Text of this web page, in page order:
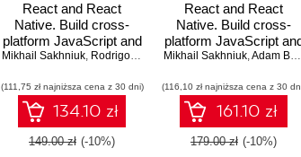
React and React
Native. Build cross-
platform JavaScript and
TypeScript apps for
Edition
Mikhail Sakhniuk, Rodrigo Lobenwein ,Adam Boduch
(111,75 zł najniższa cena z 30 dni)
134.10 zł
149.00 zł (-10%)
React and React
Native. Build cross-
platform JavaScript
TypeScript apps for the
mobile - Fifth Edition
Mikhail Sakhniuk,Adam Boduch
(116,10 zł najniższa cena z 30
161.10 zł
179.00 zł (-10%)